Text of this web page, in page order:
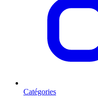
Catégories